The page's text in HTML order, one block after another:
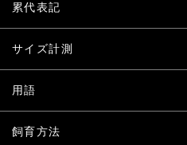
累代表記
サイズ計測
用語
飼育方法